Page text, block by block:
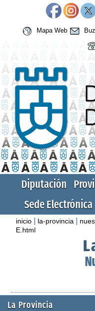
Mapa Web
Diputación
Sede Electrónica
inicio la-provincia
E.html
La Provincia